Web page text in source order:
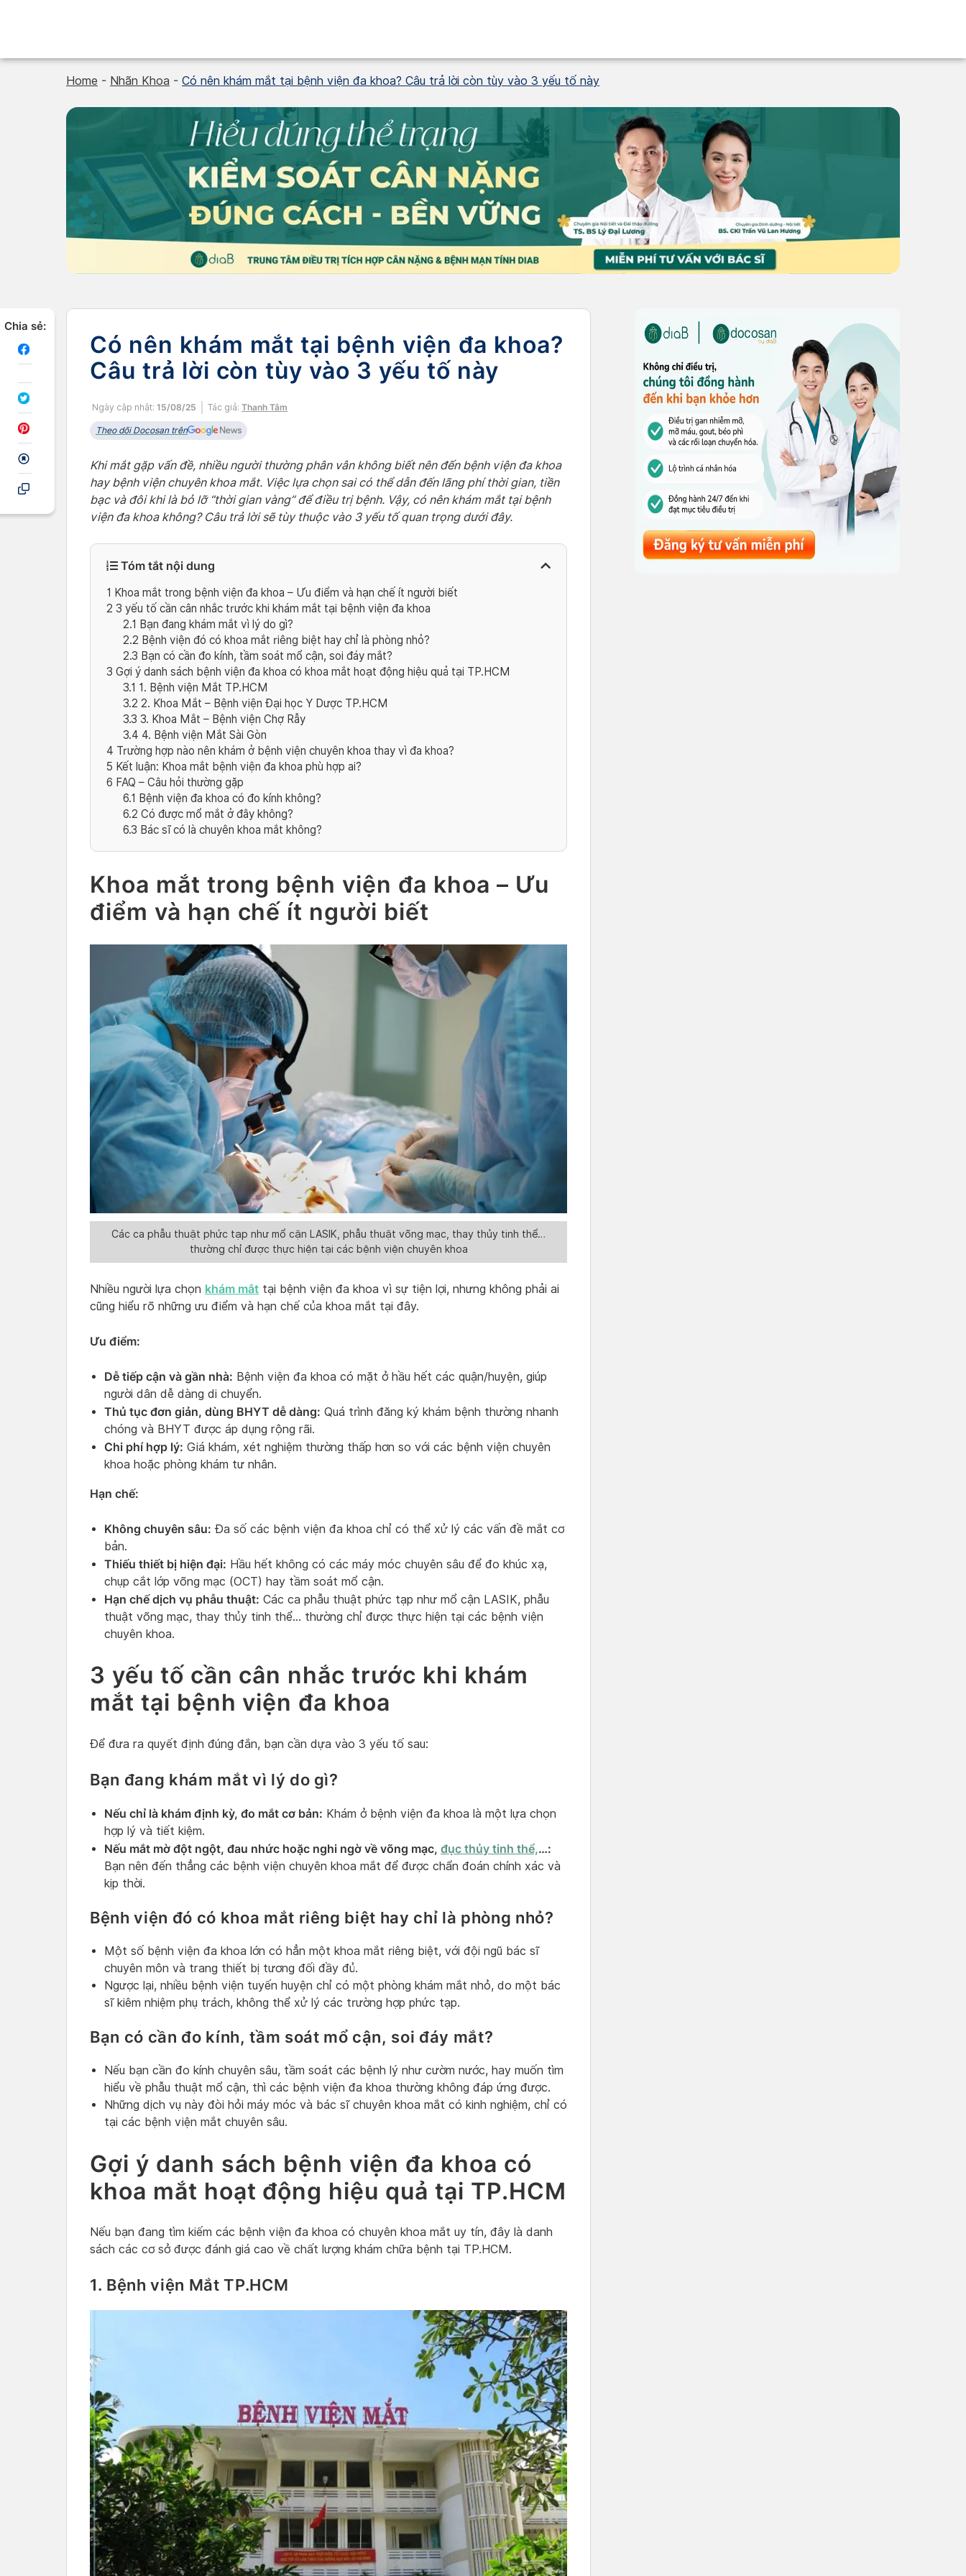
Home - Nhãn Khoa - Có nên khám mắt tại bệnh viện đa khoa? Câu trả lời còn tùy vào 3 yếu tố này
Chia sẻ:
Có nên khám mắt tại bệnh viện đa khoa?
Câu trả lời còn tùy vào 3 yếu tố này
Ngày cập nhật: 15/08/25 Tác giả: Thanh Tâm
Theo dõi Docosan trên
Khi mắt gặp vấn đề, nhiều người thường phân vân không biết nên đến bệnh viện đa khoa
hay bệnh viện chuyên khoa mắt. Việc lựa chọn sai có thể dẫn đến lãng phí thời gian, tiền
bạc và đôi khi là bỏ lỡ “thời gian vàng” để điều trị bệnh. Vậy, có nên khám mắt tại bệnh
viện đa khoa không? Câu trả lời sẽ tùy thuộc vào 3 yếu tố quan trọng dưới đây.
Tóm tắt nội dung
1 Khoa mắt trong bệnh viện đa khoa – Ưu điểm và hạn chế ít người biết
2 3 yếu tố cần cân nhắc trước khi khám mắt tại bệnh viện đa khoa
2.1 Bạn đang khám mắt vì lý do gì?
2.2 Bệnh viện đó có khoa mắt riêng biệt hay chỉ là phòng nhỏ?
2.3 Bạn có cần đo kính, tầm soát mổ cận, soi đáy mắt?
3 Gợi ý danh sách bệnh viện đa khoa có khoa mắt hoạt động hiệu quả tại TP.HCM
3.1 1. Bệnh viện Mắt TP.HCM
3.2 2. Khoa Mắt – Bệnh viện Đại học Y Dược TP.HCM
3.3 3. Khoa Mắt – Bệnh viện Chợ Rẫy
3.4 4. Bệnh viện Mắt Sài Gòn
4 Trường hợp nào nên khám ở bệnh viện chuyên khoa thay vì đa khoa?
5 Kết luận: Khoa mắt bệnh viện đa khoa phù hợp ai?
6 FAQ – Câu hỏi thường gặp
6.1 Bệnh viện đa khoa có đo kính không?
6.2 Có được mổ mắt ở đây không?
6.3 Bác sĩ có là chuyên khoa mắt không?
Khoa mắt trong bệnh viện đa khoa – Ưu
điểm và hạn chế ít người biết
Các ca phẫu thuật phức tạp như mổ cận LASIK, phẫu thuật võng mạc, thay thủy tinh thể…
thường chỉ được thực hiện tại các bệnh viện chuyên khoa
Nhiều người lựa chọn khám mắt tại bệnh viện đa khoa vì sự tiện lợi, nhưng không phải ai
cũng hiểu rõ những ưu điểm và hạn chế của khoa mắt tại đây.
Ưu điểm:
Dễ tiếp cận và gần nhà: Bệnh viện đa khoa có mặt ở hầu hết các quận/huyện, giúp
người dân dễ dàng di chuyển.
Thủ tục đơn giản, dùng BHYT dễ dàng: Quá trình đăng ký khám bệnh thường nhanh
chóng và BHYT được áp dụng rộng rãi.
Chi phí hợp lý: Giá khám, xét nghiệm thường thấp hơn so với các bệnh viện chuyên
khoa hoặc phòng khám tư nhân.
Hạn chế:
Không chuyên sâu: Đa số các bệnh viện đa khoa chỉ có thể xử lý các vấn đề mắt cơ
bản.
Thiếu thiết bị hiện đại: Hầu hết không có các máy móc chuyên sâu để đo khúc xạ,
chụp cắt lớp võng mạc (OCT) hay tầm soát mổ cận.
Hạn chế dịch vụ phẫu thuật: Các ca phẫu thuật phức tạp như mổ cận LASIK, phẫu
thuật võng mạc, thay thủy tinh thể… thường chỉ được thực hiện tại các bệnh viện
chuyên khoa.
3 yếu tố cần cân nhắc trước khi khám
mắt tại bệnh viện đa khoa
Để đưa ra quyết định đúng đắn, bạn cần dựa vào 3 yếu tố sau:
Bạn đang khám mắt vì lý do gì?
Nếu chỉ là khám định kỳ, đo mắt cơ bản: Khám ở bệnh viện đa khoa là một lựa chọn
hợp lý và tiết kiệm.
Nếu mắt mờ đột ngột, đau nhức hoặc nghi ngờ về võng mạc, đục thủy tinh thể,…:
Bạn nên đến thẳng các bệnh viện chuyên khoa mắt để được chẩn đoán chính xác và
kịp thời.
Bệnh viện đó có khoa mắt riêng biệt hay chỉ là phòng nhỏ?
Một số bệnh viện đa khoa lớn có hẳn một khoa mắt riêng biệt, với đội ngũ bác sĩ
chuyên môn và trang thiết bị tương đối đầy đủ.
Ngược lại, nhiều bệnh viện tuyến huyện chỉ có một phòng khám mắt nhỏ, do một bác
sĩ kiêm nhiệm phụ trách, không thể xử lý các trường hợp phức tạp.
Bạn có cần đo kính, tầm soát mổ cận, soi đáy mắt?
Nếu bạn cần đo kính chuyên sâu, tầm soát các bệnh lý như cườm nước, hay muốn tìm
hiểu về phẫu thuật mổ cận, thì các bệnh viện đa khoa thường không đáp ứng được.
Những dịch vụ này đòi hỏi máy móc và bác sĩ chuyên khoa mắt có kinh nghiệm, chỉ có
tại các bệnh viện mắt chuyên sâu.
Gợi ý danh sách bệnh viện đa khoa có
khoa mắt hoạt động hiệu quả tại TP.HCM
Nếu bạn đang tìm kiếm các bệnh viện đa khoa có chuyên khoa mắt uy tín, đây là danh
sách các cơ sở được đánh giá cao về chất lượng khám chữa bệnh tại TP.HCM.
1. Bệnh viện Mắt TP.HCM